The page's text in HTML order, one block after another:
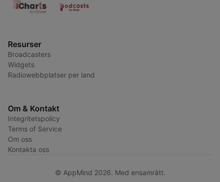
Resurser
Broadcasters
Widgets
Radiowebbplatser per land
Om & Kontakt
Integritetspolicy
Terms of Service
Om oss
Kontakta oss
© AppMind 2026. Med ensamrätt.